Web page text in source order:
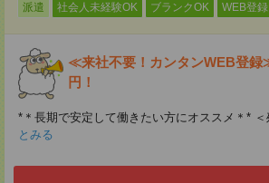
派遣
社会人未経験OK ブランクOK WEB登
≪来社不要！カンタンWEB登録
円！
*＊長期で安定して働きたい方にオススメ＊*
とみる